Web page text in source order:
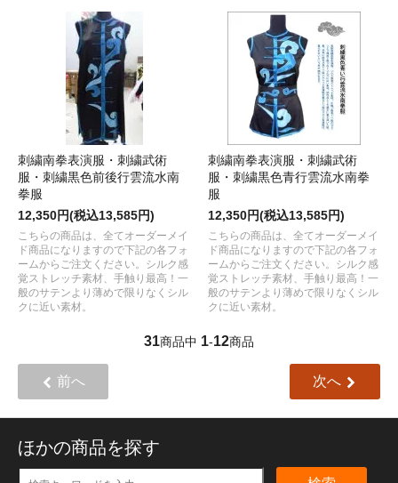
刺繍南拳表演服・刺繍武術
服・刺繍黒色前後行雲流水南
拳服
12,350円(税込13,585円)
こちらの商品は、全てオーダーメイ
ド商品になりますので下記の各フォ
ームからご注文ください。シルク感
覚ストレッチ素材、手触り最高！一
般のサテンより薄めで限りなくシル
クに近い素材。
刺繍南拳表演服・刺繍武術
服・刺繍黒色青行雲流水南拳
服
12,350円(税込13,585円)
こちらの商品は、全てオーダーメイ
ド商品になりますので下記の各フォ
ームからご注文ください。シルク感
覚ストレッチ素材、手触り最高！一
般のサテンより薄めで限りなくシル
クに近い素材。
31商品中 1-12商品
前へ 次へ
ほかの商品を探す